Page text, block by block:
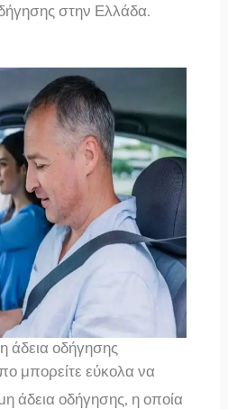
στην Ελλάδα.
άδεια οδήγησης
μπορείτε εύκολα να
άδεια οδήγησης, η οποία